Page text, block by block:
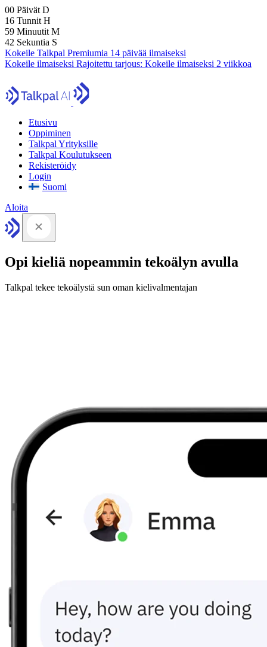
00 Päivät D
16 Tunnit H
59 Minuutit M
41 Sekuntia S
Kokeile Talkpal Premiumia 14 päivää ilmaiseksi
Kokeile ilmaiseksi Rajoitettu tarjous: Kokeile ilmaiseksi 2 viikkoa
Etusivu
Oppiminen
Talkpal Yrityksille
Talkpal Koulutukseen
Rekisteröidy
Login
Suomi
Aloita
Opi kieliä nopeammin tekoälyn avulla
Talkpal tekee tekoälystä sun oman kielivalmentajan